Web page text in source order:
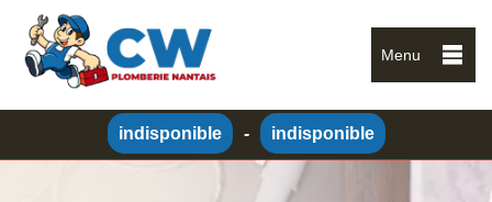
Menu
indisponible - indisponible